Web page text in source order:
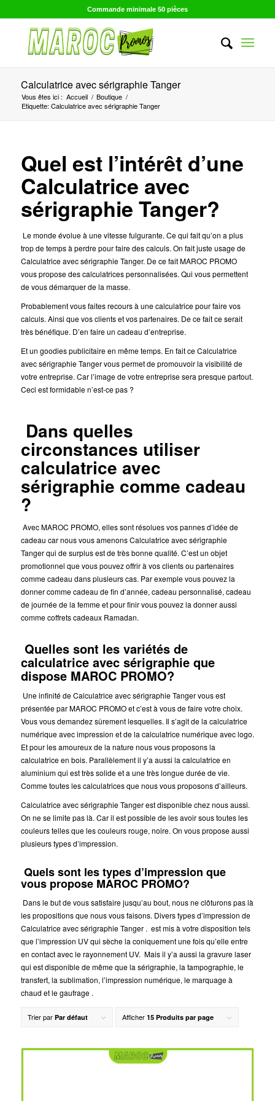
Commande minimale 50 pièces
Calculatrice avec sérigraphie Tanger
Vous êtes ici : Accueil / Boutique /
Etiquette: Calculatrice avec sérigraphie Tanger
Quel est l’intérêt d’une
Calculatrice avec
sérigraphie Tanger?
Le monde évolue à une vitesse fulgurante. Ce qui fait qu’on a plus
trop de temps à perdre pour faire des calculs. On fait juste usage de
Calculatrice avec sérigraphie Tanger. De ce fait MAROC PROMO
vous propose des calculatrices personnalisées. Qui vous permettent
de vous démarquer de la masse.
Probablement vous faites recours à une calculatrice pour faire vos
calculs. Ainsi que vos clients et vos partenaires. De ce fait ce serait
très bénéfique. D’en faire un cadeau d’entreprise.
Et un goodies publicitaire en même temps. En fait ce Calculatrice
avec sérigraphie Tanger vous permet de promouvoir la visibilité de
votre entreprise. Car l’image de votre entreprise sera presque partout.
Ceci est formidable n’est-ce pas ?
Dans quelles
circonstances utiliser
calculatrice avec
sérigraphie comme cadeau
?
Avec MAROC PROMO, elles sont résolues vos pannes d’idée de
cadeau car nous vous amenons Calculatrice avec sérigraphie
Tanger qui de surplus est de très bonne qualité. C’est un objet
promotionnel que vous pouvez offrir à vos clients ou partenaires
comme cadeau dans plusieurs cas. Par exemple vous pouvez la
donner comme cadeau de fin d’année, cadeau personnalisé, cadeau
de journée de la femme et pour finir vous pouvez la donner aussi
comme coffrets cadeaux Ramadan.
Quelles sont les variétés de
calculatrice avec sérigraphie que
dispose MAROC PROMO?
Une infinité de Calculatrice avec sérigraphie Tanger vous est
présentée par MAROC PROMO et c’est à vous de faire votre choix.
Vous vous demandez sûrement lesquelles. Il s’agit de la calculatrice
numérique avec impression et de la calculatrice numérique avec logo.
Et pour les amoureux de la nature nous vous proposons la
calculatrice en bois. Parallèlement il y’a aussi la calculatrice en
aluminium qui est très solide et a une très longue durée de vie.
Comme toutes les calculatrices que nous vous proposons d’ailleurs.
Calculatrice avec sérigraphie Tanger est disponible chez nous aussi.
On ne se limite pas là. Car il est possible de les avoir sous toutes les
couleurs telles que les couleurs rouge, noire. On vous propose aussi
plusieurs types d’impression.
Quels sont les types d’impression que
vous propose MAROC PROMO?
Dans le but de vous satisfaire jusqu’au bout, nous ne clôturons pas là
les propositions que nous vous faisons. Divers types d’impression de
Calculatrice avec sérigraphie Tanger . est mis à votre disposition tels
que l’impression UV qui sèche la coniquement une fois qu’elle entre
en contact avec le rayonnement UV. Mais il y’a aussi la gravure laser
qui est disponible de même que la sérigraphie, la tampographie, le
transfert, la sublimation, l’impression numérique, le marquage à
chaud et le gaufrage .
Trier par Par défaut Afficher 15 Produits par page